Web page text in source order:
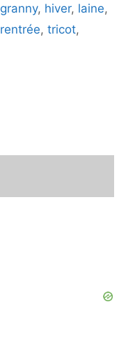
granny, hiver, laine,
rentrée, tricot,